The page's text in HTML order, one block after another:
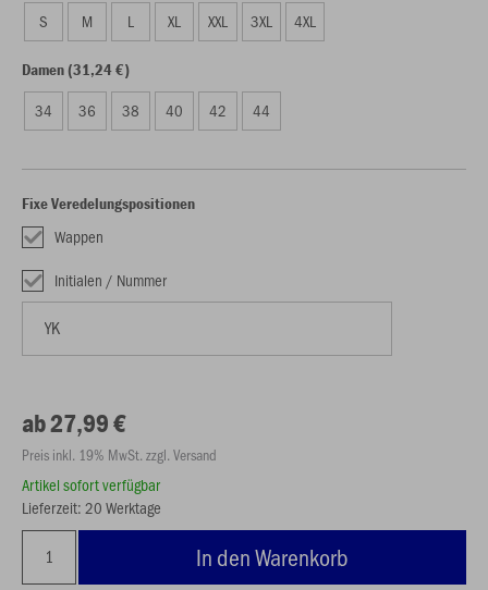
S M L XL XXL 3XL 4XL
Damen (31,24 €)
34 36 38 40 42 44
Fixe Veredelungspositionen
Wappen
Initialen / Nummer
ab 27,99 €
Preis inkl. 19% MwSt. zzgl. Versand
Artikel sofort verfügbar
Lieferzeit: 20 Werktage
In den Warenkorb